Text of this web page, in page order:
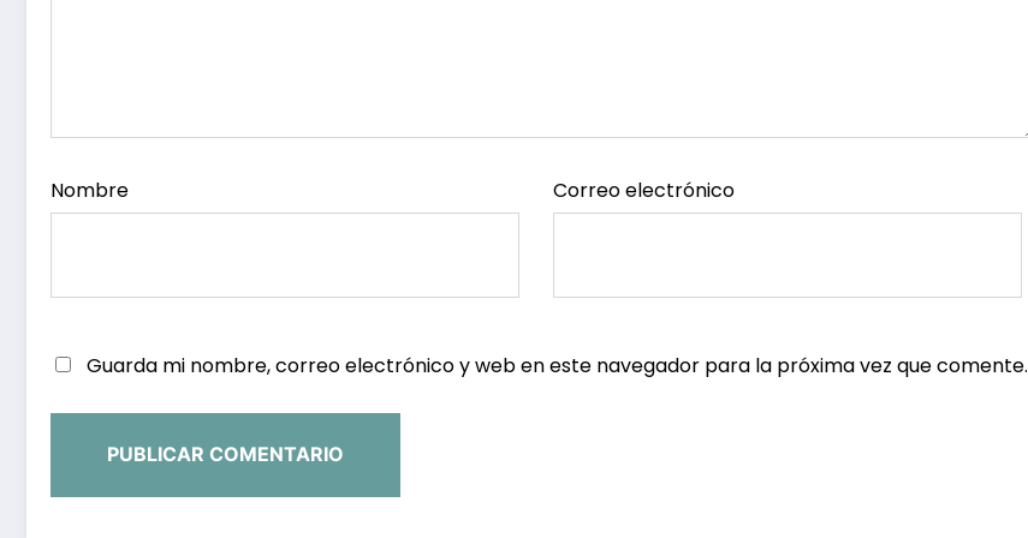
Nombre Correo electrónico
Guarda mi nombre, correo electrónico y web en este navegador para la próxima vez que comente.